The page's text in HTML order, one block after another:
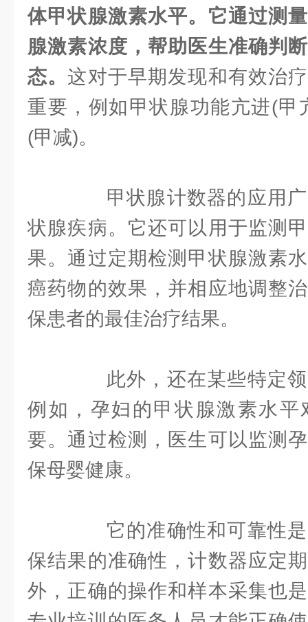
体甲状腺激素水平。它通过测
腺激素浓度，帮助医生准确判
态。这对于早期发现和有效治
重要，例如甲状腺功能亢进(甲
(甲减)。
甲状腺计数器的应用广
状腺疾病。它还可以用于监测
果。通过定期检测甲状腺激素
癌药物的效果，并相应地调整
保患者的最佳治疗结果。
此外，还在某些特定领
例如，孕妇的甲状腺激素水平
要。通过检测，医生可以监测
保母婴健康。
它的准确性和可靠性是
保结果的准确性，计数器应定
外，正确的操作和样本采集也